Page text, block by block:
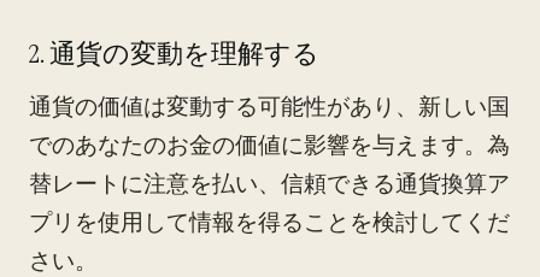
2. 通貨の変動を理解する
通貨の価値は変動する可能性があり、新しい国
でのあなたのお金の価値に影響を与えます。為
替レートに注意を払い、信頼できる通貨換算ア
プリを使用して情報を得ることを検討してくだ
さい。